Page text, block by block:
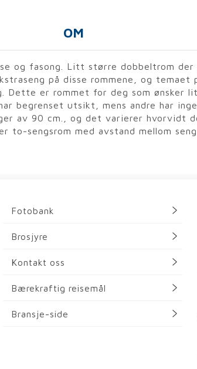
OM
og fasong. Litt større dobbeltrom der
på disse rommene, og temaet
Dette er rommet for deg som ønsker
begrenset utsikt, mens andre har
av 90 cm., og det varierer hvorvidt
to-sengsrom med avstand mellom
Fotobank
Brosjyre
Kontakt oss
Bærekraftig reisemål
Bransje-side